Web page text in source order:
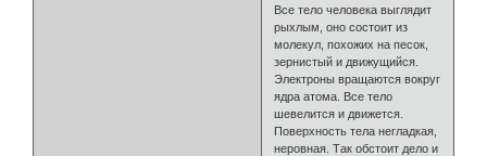
Все тело человека выглядит
рыхлым, оно состоит из
молекул, похожих на песок,
зернистый и движущийся.
Электроны вращаются вокруг
ядра атома. Все тело
шевелится и движется.
Поверхность тела негладкая,
неровная. Так обстоит дело и